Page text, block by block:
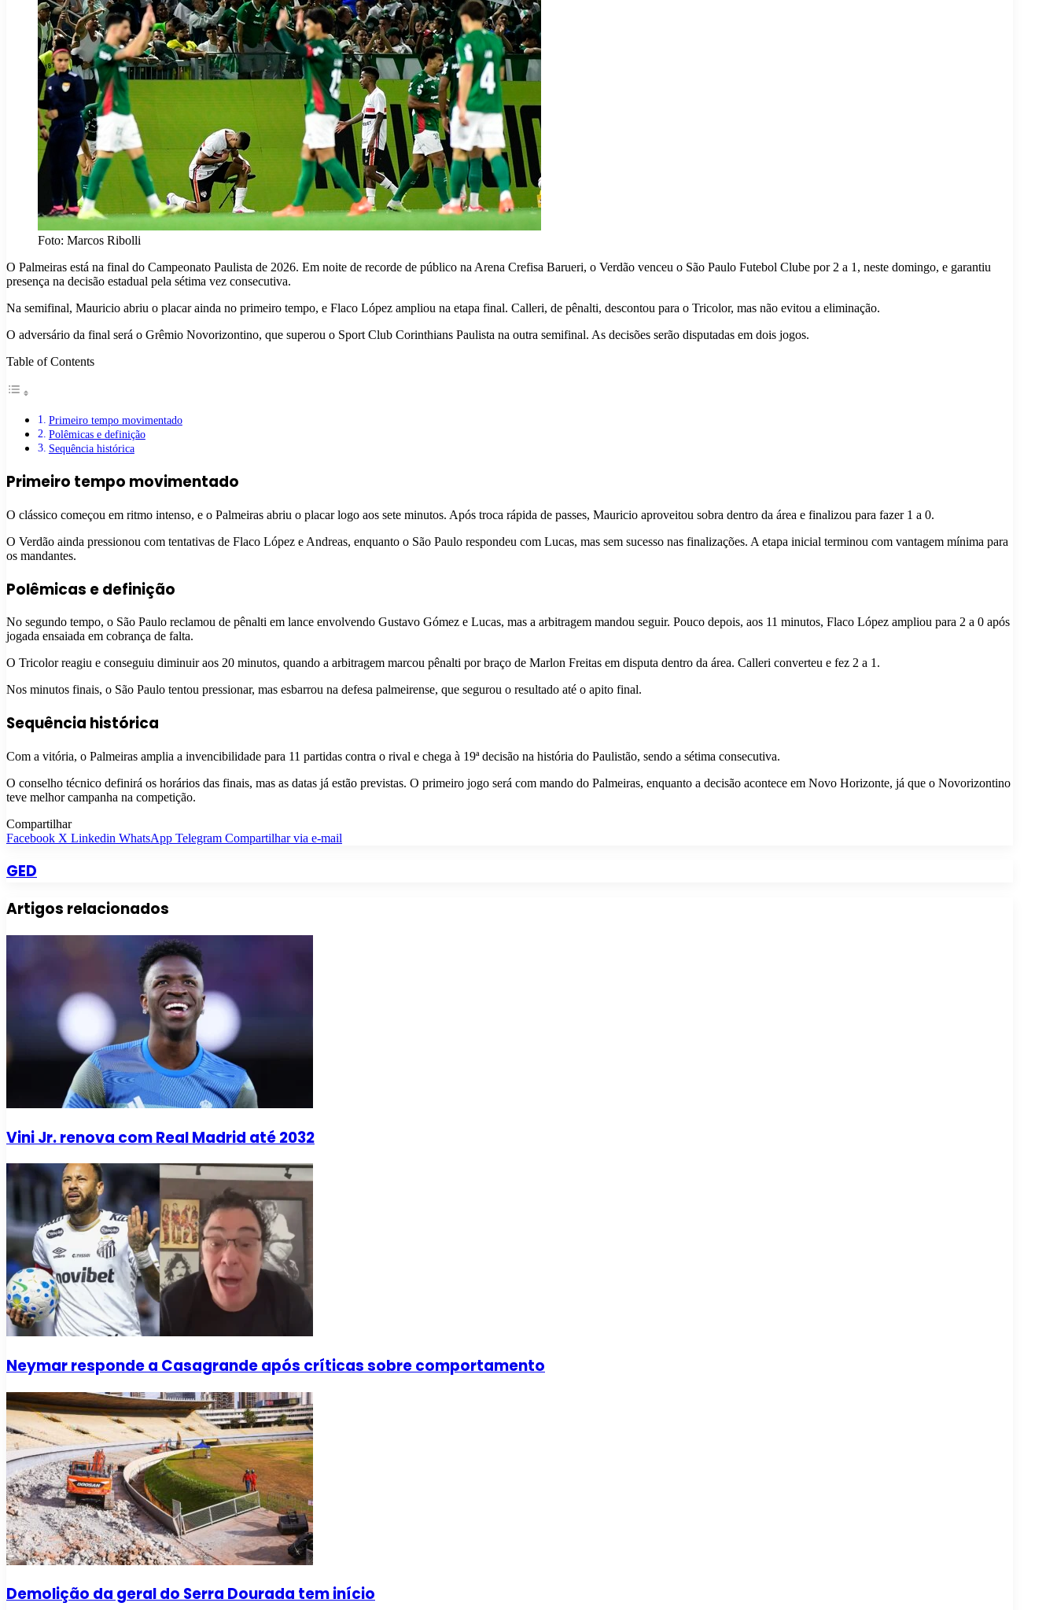
Foto: Marcos Ribolli
O Palmeiras está na final do Campeonato Paulista de 2026. Em noite de recorde de público na Arena Crefisa Barueri, o Verdão venceu o São Paulo Futebol Clube por 2 a 1, neste domingo, e garantiu
presença na decisão estadual pela sétima vez consecutiva.
Na semifinal, Mauricio abriu o placar ainda no primeiro tempo, e Flaco López ampliou na etapa final. Calleri, de pênalti, descontou para o Tricolor, mas não evitou a eliminação.
O adversário da final será o Grêmio Novorizontino, que superou o Sport Club Corinthians Paulista na outra semifinal. As decisões serão disputadas em dois jogos.
Table of Contents
Primeiro tempo movimentado
Polêmicas e definição
Sequência histórica
Primeiro tempo movimentado
O clássico começou em ritmo intenso, e o Palmeiras abriu o placar logo aos sete minutos. Após troca rápida de passes, Mauricio aproveitou sobra dentro da área e finalizou para fazer 1 a 0.
O Verdão ainda pressionou com tentativas de Flaco López e Andreas, enquanto o São Paulo respondeu com Lucas, mas sem sucesso nas finalizações. A etapa inicial terminou com vantagem mínima para
os mandantes.
Polêmicas e definição
No segundo tempo, o São Paulo reclamou de pênalti em lance envolvendo Gustavo Gómez e Lucas, mas a arbitragem mandou seguir. Pouco depois, aos 11 minutos, Flaco López ampliou para 2 a 0 após
jogada ensaiada em cobrança de falta.
O Tricolor reagiu e conseguiu diminuir aos 20 minutos, quando a arbitragem marcou pênalti por braço de Marlon Freitas em disputa dentro da área. Calleri converteu e fez 2 a 1.
Nos minutos finais, o São Paulo tentou pressionar, mas esbarrou na defesa palmeirense, que segurou o resultado até o apito final.
Sequência histórica
Com a vitória, o Palmeiras amplia a invencibilidade para 11 partidas contra o rival e chega à 19ª decisão na história do Paulistão, sendo a sétima consecutiva.
O conselho técnico definirá os horários das finais, mas as datas já estão previstas. O primeiro jogo será com mando do Palmeiras, enquanto a decisão acontece em Novo Horizonte, já que o Novorizontino
teve melhor campanha na competição.
Compartilhar
Facebook X Linkedin WhatsApp Telegram Compartilhar via e-mail
GED
Artigos relacionados
Vini Jr. renova com Real Madrid até 2032
Neymar responde a Casagrande após críticas sobre comportamento
Demolição da geral do Serra Dourada tem início